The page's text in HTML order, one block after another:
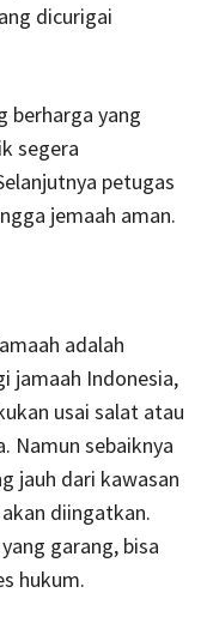
dicurigai
berharga yang
segera
petugas
jemaah aman.
adalah
jamaah Indonesia,
usai salat atau
Namun sebaiknya
jauh dari kawasan
diingatkan.
garang, bisa
hukum.